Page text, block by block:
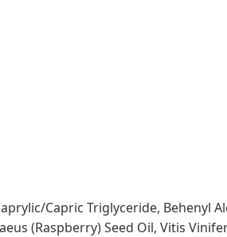
Capric Triglyceride, Behenyl
(Raspberry) Seed Oil, Vitis